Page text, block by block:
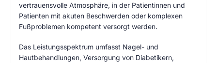
vertrauensvolle Atmosphäre, in der Patientinnen und
Patienten mit akuten Beschwerden oder komplexen
Fußproblemen kompetent versorgt werden.
Das Leistungsspektrum umfasst Nagel- und
Hautbehandlungen, Versorgung von Diabetikern,